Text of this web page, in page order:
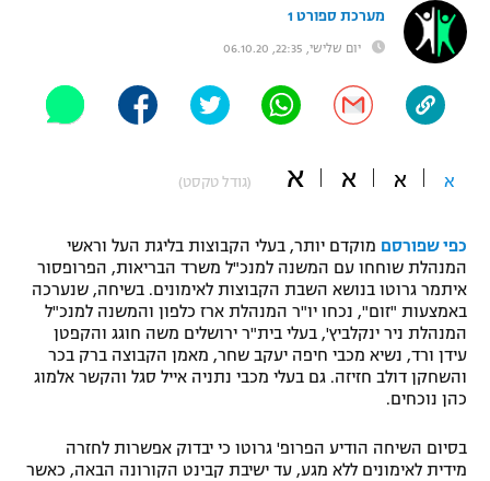
"מעל הליגה" – פודקאסט
תקנון משתתפים וזוכים בפרסים
תקנון עבור פעילות אלקטרה
תקנון עבור פעילות ספורט 1 – "מרלן"
טניס
גיימינג E-Sports
מכבי נתניה
בני יהודה
ליגות נוספות
UFC
היאבקות WWE
כדורמים
פוטבול אמריקאי NFL
בייסבול MLB
ספורט אתגרי ואקסטרים
אומנויות לחימה
מערכת ספורט 1
יום שלישי, 22:35, 06.10.20
א א א א (גודל טקסט)
כפי שפורסם מוקדם יותר, בעלי הקבוצות בליגת העל וראשי
המנהלת שוחחו עם המשנה למנכ"ל משרד הבריאות, הפרופסור
איתמר גרוטו בנושא השבת הקבוצות לאימונים. בשיחה, שנערכה
באמצעות "זום", נכחו יו"ר המנהלת ארז כלפון והמשנה למנכ"ל
המנהלת ניר ינקלביץ', בעלי בית"ר ירושלים משה חוגג והקפטן
עידן ורד, נשיא מכבי חיפה יעקב שחר, מאמן הקבוצה ברק בכר
והשחקן דולב חזיזה. גם בעלי מכבי נתניה אייל סגל והקשר אלמוג
כהן נוכחים.
בסיום השיחה הודיע הפרופ' גרוטו כי יבדוק אפשרות לחזרה
מידית לאימונים ללא מגע, עד ישיבת קבינט הקורונה הבאה, כאשר